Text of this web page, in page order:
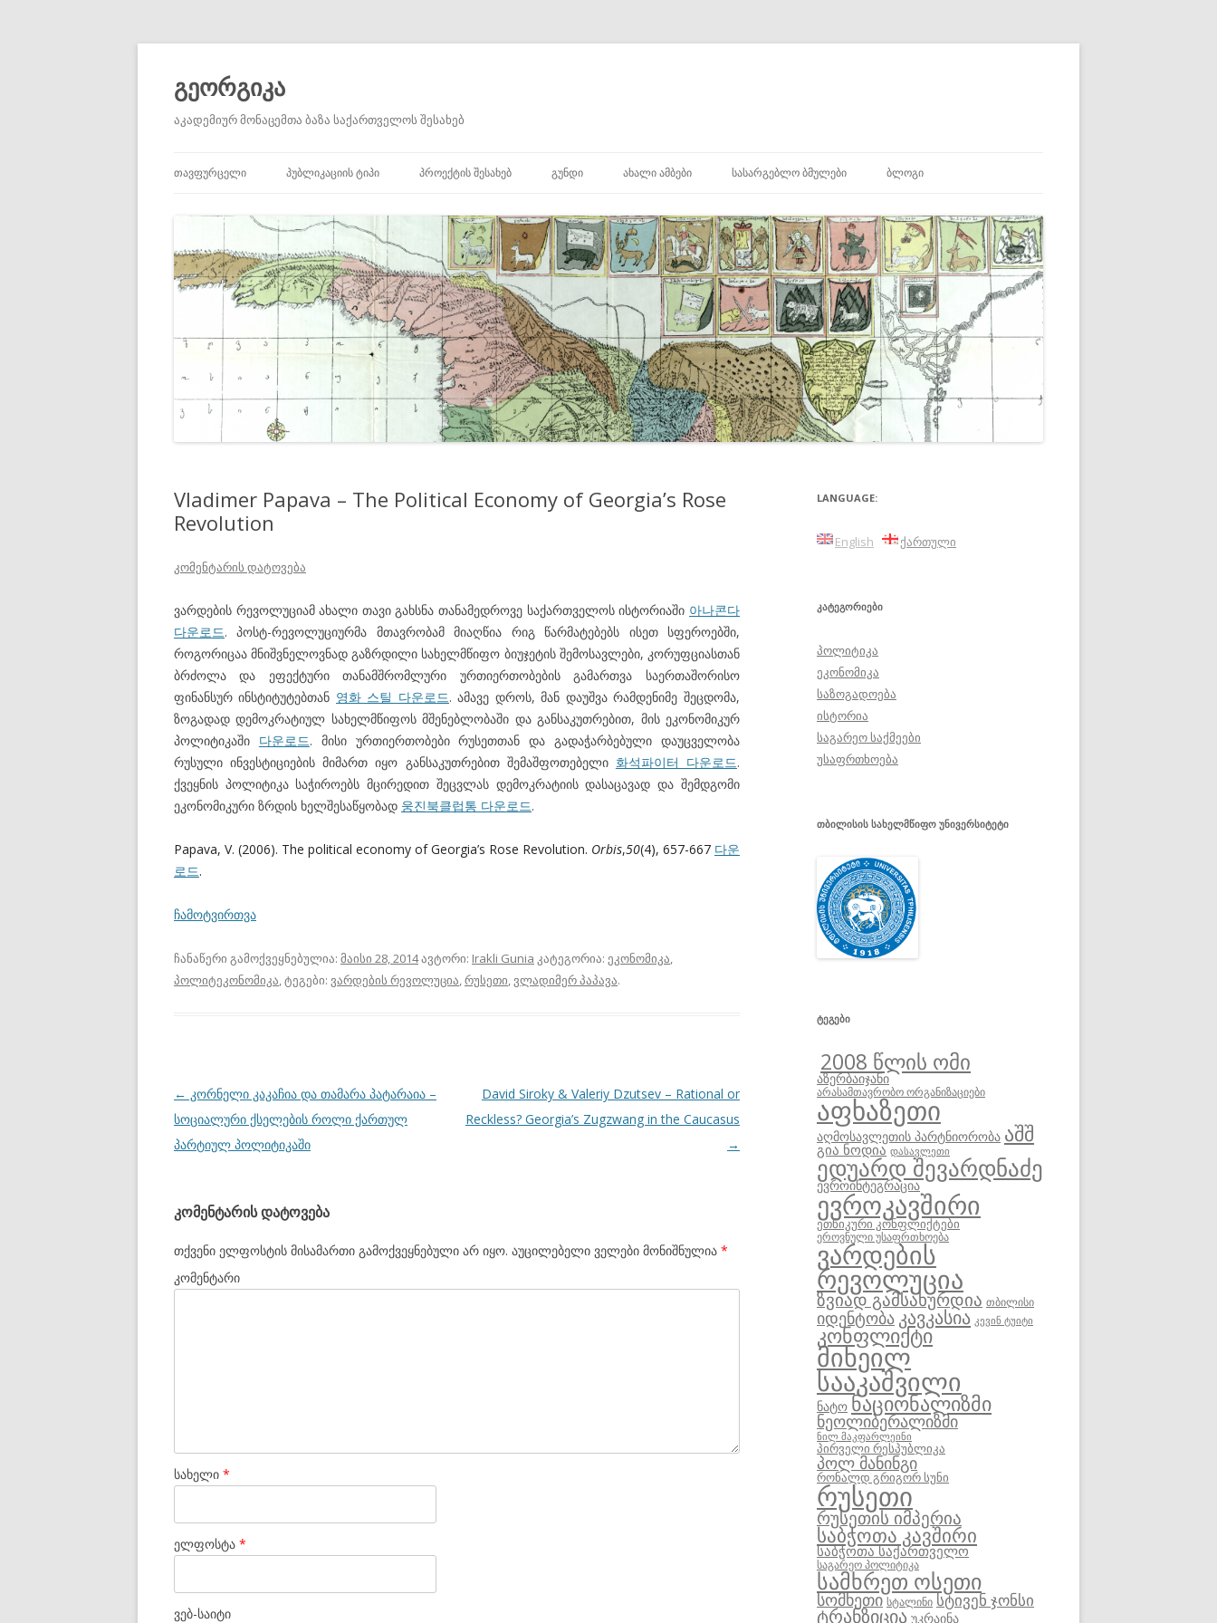
გეორგიკა
აკადემიურ მონაცემთა ბაზა საქართველოს შესახებ
გადასვლა
ᲗᲐᲕᲤᲣᲠᲪᲔᲚᲘ ᲞᲣᲑᲚᲘᲙᲐᲪᲘᲘᲡ ᲢᲘᲞᲘ
ᲐᲣᲪᲘᲚᲔᲑᲚᲐᲓ ᲬᲐᲡᲐᲙᲘᲗᲮᲘ
ᲞᲘᲠᲕᲔᲚᲐᲓᲘ ᲬᲧᲐᲠᲝᲔᲑᲘ
ᲛᲝᲮᲡᲔᲜᲔᲑᲔᲑᲘ
ᲬᲘᲒᲜᲔᲑᲘ ᲓᲐ ᲠᲔᲪᲔᲜᲖᲘᲔᲑᲘ
ᲞᲠᲝᲔᲥᲢᲘᲡ ᲨᲔᲡᲐᲮᲔᲑ ᲒᲣᲜᲓᲘ ᲐᲮᲐᲚᲘ ᲐᲛᲑᲔᲑᲘ ᲡᲐᲡᲐᲠᲒᲔᲑᲚᲝ ᲑᲛᲣᲚᲔᲑᲘ ᲑᲚᲝᲒᲘ
Vladimer Papava – The Political Economy of Georgia’s Rose
Revolution
კომენტარის დატოვება
ვარდების რევოლუციამ ახალი თავი გახსნა თანამედროვე საქართველოს ისტორიაში 아나콘다
다운로드. პოსტ-რევოლუციურმა მთავრობამ მიაღწია რიგ წარმატებებს ისეთ სფეროებში,
როგორიცაა მნიშვნელოვნად გაზრდილი სახელმწიფო ბიუჯეტის შემოსავლები, კორუფციასთან
ბრძოლა და ეფექტური თანამშრომლური ურთიერთობების გამართვა საერთაშორისო
ფინანსურ ინსტიტუტებთან 영화 스틸 다운로드. ამავე დროს, მან დაუშვა რამდენიმე შეცდომა,
ზოგადად დემოკრატიულ სახელმწიფოს მშენებლობაში და განსაკუთრებით, მის ეკონომიკურ
პოლიტიკაში 다운로드. მისი ურთიერთობები რუსეთთან და გადაჭარბებული დაუცველობა
რუსული ინვესტიციების მიმართ იყო განსაკუთრებით შემაშფოთებელი 화석파이터 다운로드.
ქვეყნის პოლიტიკა საჭიროებს მცირედით შეცვლას დემოკრატიის დასაცავად და შემდგომი
ეკონომიკური ზრდის ხელშესაწყობად 웅진북클럽통 다운로드.
Papava, V. (2006). The political economy of Georgia’s Rose Revolution. Orbis,50(4), 657-667 다운
로드.
ჩამოტვირთვა
ჩანაწერი გამოქვეყნებულია: მაისი 28, 2014ავტორი: Irakli Gunia კატეგორია: ეკონომიკა,
პოლიტეკონომიკა, ტეგები: ვარდების რევოლუცია,რუსეთი,ვლადიმერ პაპავა.
პოსტის
ნავიგაცია
← კორნელი კაკაჩია და თამარა პატარაია –
სოციალური ქსელების როლი ქართულ
პარტიულ პოლიტიკაში
David Siroky & Valeriy Dzutsev – Rational or
Reckless? Georgia’s Zugzwang in the Caucasus
→
კომენტარის დატოვება
თქვენი ელფოსტის მისამართი გამოქვეყნებული არ იყო. აუცილებელი ველები მონიშნულია *
კომენტარი
სახელი *
ელფოსტა *
ვებ-საიტი
LANGUAGE:
English ქართული
ᲙᲐᲢᲔᲒᲝᲠᲘᲔᲑᲘ
პოლიტიკა
ეკონომიკა
საზოგადოება
ისტორია
საგარეო საქმეები
უსაფრთხოება
ᲗᲑᲘᲚᲘᲡᲘᲡ ᲡᲐᲮᲔᲚᲛᲬᲘᲤᲝ ᲣᲜᲘᲕᲔᲠᲡᲘᲢᲔᲢᲘ
ᲢᲔᲒᲔᲑᲘ
2008 წლის ომი
აზერბაიჯანი
არასამთავრობო ორგანიზაციები
აფხაზეთი
აღმოსავლეთის პარტნიორობა აშშ
გია ნოდია დასავლეთი
ედუარდ შევარდნაძე
ევროინტეგრაცია
ევროკავშირი
ეთნიკური კონფლიქტები
ეროვნული უსაფრთხოება
ვარდების
რევოლუცია
ზვიად გამსახურდია თბილისი
იდენტობაკავკასია კევინ ტუიტი
კონფლიქტი
მიხეილ
სააკაშვილი
ნატო ნაციონალიზმი
ნეოლიბერალიზმი
ნილ მაკფარლეინი
პირველი რესპუბლიკა
პოლ მანინგი
რონალდ გრიგორ სუნი
რუსეთი
რუსეთის იმპერია
საბჭოთა კავშირი
საბჭოთა საქართველო
საგარეო პოლიტიკა
სამხრეთ ოსეთი
სომხეთი სტალინი სტივენ ჯონსი
ტრანზიცია უკრაინა